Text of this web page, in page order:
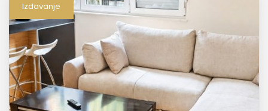
Izdavanje